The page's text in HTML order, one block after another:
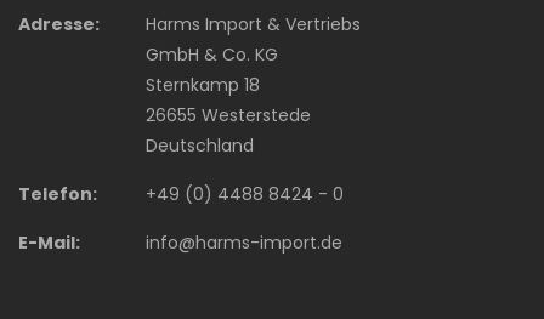
Adresse:
Harms Import & Vertriebs
GmbH & Co. KG
Sternkamp 18
26655 Westerstede
Deutschland
Telefon:
+49 (0) 4488 8424 - 0
E-Mail:
info@harms-import.de